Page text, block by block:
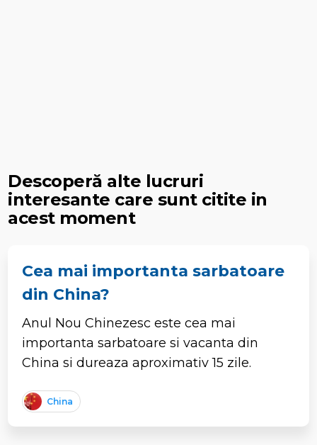
Descoperă alte lucruri
interesante care sunt citite in
acest moment
Cea mai importanta sarbatoare
din China?
Anul Nou Chinezesc este cea mai
importanta sarbatoare si vacanta din
China si dureaza aproximativ 15 zile.
China